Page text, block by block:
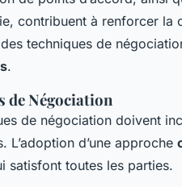
contribuent à renforcer la
des techniques de
.
de Négociation
de négociation doivent
L’adoption d’une approche
satisfont toutes les parties.